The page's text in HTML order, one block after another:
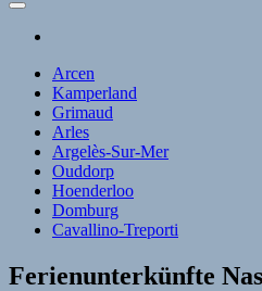
Arcen
Kamperland
Grimaud
Arles
Argelès-Sur-Mer
Ouddorp
Hoenderloo
Domburg
Cavallino-Treporti
Ferienunterkünfte